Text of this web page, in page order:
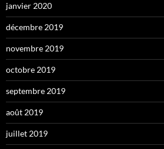
janvier 2020
décembre 2019
novembre 2019
octobre 2019
septembre 2019
août 2019
juillet 2019